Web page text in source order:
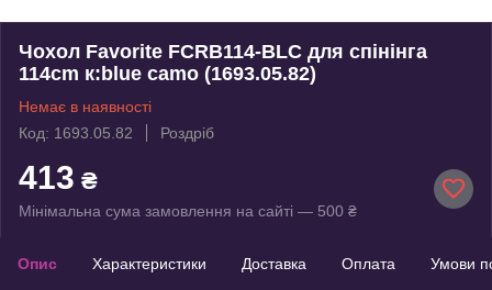
Чохол Favorite FCRB114-BLC для спінінга
114cm к:blue camo (1693.05.82)
Немає в наявності
Код: 1693.05.82
Роздріб
413 ₴
Мінімальна сума замовлення на сайті — 500 ₴
Опис Характеристики Доставка Оплата Умови